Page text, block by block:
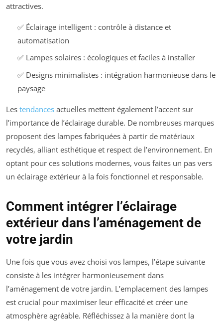
attractives.
✅ Éclairage intelligent : contrôle à distance et
automatisation
✅ Lampes solaires : écologiques et faciles à installer
✅ Designs minimalistes : intégration harmonieuse dans le
paysage
Les tendances actuelles mettent également l’accent sur
l’importance de l’éclairage durable. De nombreuses marques
proposent des lampes fabriquées à partir de matériaux
recyclés, alliant esthétique et respect de l’environnement. En
optant pour ces solutions modernes, vous faites un pas vers
un éclairage extérieur à la fois fonctionnel et responsable.
Comment intégrer l’éclairage
extérieur dans l’aménagement de
votre jardin
Une fois que vous avez choisi vos lampes, l’étape suivante
consiste à les intégrer harmonieusement dans
l’aménagement de votre jardin. L’emplacement des lampes
est crucial pour maximiser leur efficacité et créer une
atmosphère agréable. Réfléchissez à la manière dont la